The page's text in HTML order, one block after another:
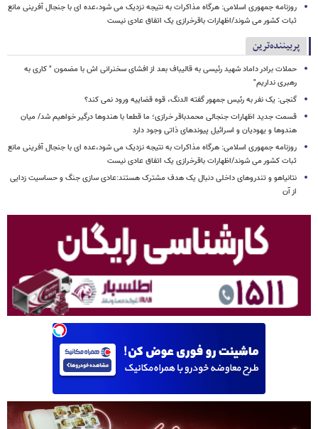
روزنامه جمهوری اسلامی: هرگاه مذاکرات به نتیجه نزدیک می شود،عده ای با جنجال آفرینی مانع
ثبات کشور می شوند/اظهارات باقرخرازی یک اتفاق عادی نیست
پربیننده‌ترین
حملات برادر داماد شهید رئیسی به قالیباف بعد از افشای سخنرانی اش با مضمون " کاری به
رهبری نداریم"
گنجی: یک نفر به رئیس جمهور گفته الدنگ، قوه قضاییه ورود نمی کند؟
قسمت جدید اظهارات جنجالی محمدباقر خرازی؛ ما قطعا با هندوها درگیر خواهیم شد/ میان
هندوها و یهودیان و اسرائیل پیوندهای ذاتی وجود دارد
روزنامه جمهوری اسلامی: هرگاه مذاکرات به نتیجه نزدیک می شود،عده ای با جنجال آفرینی مانع
ثبات کشور می شوند/اظهارات باقرخرازی یک اتفاق عادی نیست
نتانیاهو و تندروهای داخلی دنبال یک هدف مشترک هستند:عادی سازی جنگ و حساسیت زدایی
از آن